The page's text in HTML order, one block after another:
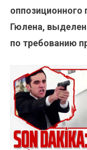
оппозиционного
Гюлена,
по требованию